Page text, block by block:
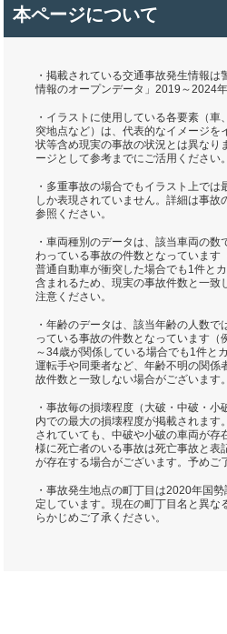
本ページについて
・掲載されている交通事故発生情報
情報のオープンデータ」2019～2024年
・イラストに使用している各要素（
突地点など）は、代表的なイメージを
状等含め現実の事故の状況とは異なり
ージとして参考までにご活用ください。
・多重事故の場合でもイラスト上で
しか表現されていません。詳細は事故
参照ください。
・車両種別のデータは、該当車両の
わっている事故の件数となっています
普通自動車が衝突した場合でも1件と
含まれるため、現実の事故件数と一致
注意ください。
・年齢のデータは、該当年齢の人数
っている事故の件数となっています（
～34歳が関係している場合でも1件と
運転手や同乗者など、年齢不明の関係
故件数と一致しない場合がございます
・事故毎の損壊程度（大破・中破・
内での最大の損壊程度が掲載されます
されていても、中破や小破の車両が存
様に死亡者のいる事故は死亡事故と表
が存在する場合がございます。予めご
・事故発生地点の町丁目は2020年国
定しています。現在の町丁目名と異な
らかじめご了承ください。